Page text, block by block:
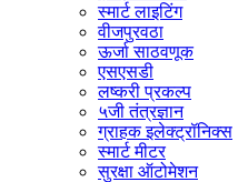
स्मार्ट लाइटिंग
वीजपुरवठा
ऊर्जा साठवणूक
एसएसडी
लष्करी प्रकल्प
५जी तंत्रज्ञान
ग्राहक इलेक्ट्रॉनिक्स
स्मार्ट मीटर
सुरक्षा ऑटोमेशन